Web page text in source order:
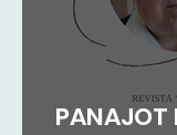
PANAJOT